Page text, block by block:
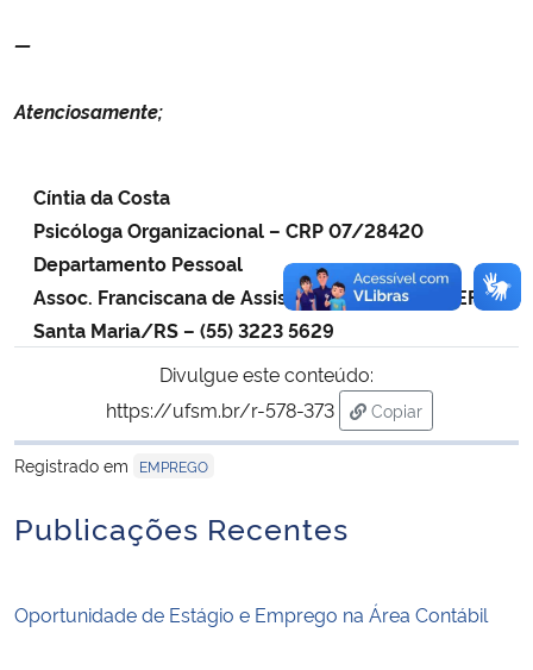
—
Atenciosamente;
Cíntia da Costa
Psicóloga Organizacional – CRP 07/28420
Departamento Pessoal
Assoc. Franciscana de Assistência a Saúde – SEFAS
Santa Maria/RS – (55) 3223 5629
Divulgue este conteúdo:
https://ufsm.br/r-578-373
Copiar
para área de
Registrado em
EMPREGO
Publicações Recentes
Oportunidade de Estágio e Emprego na Área Contábil